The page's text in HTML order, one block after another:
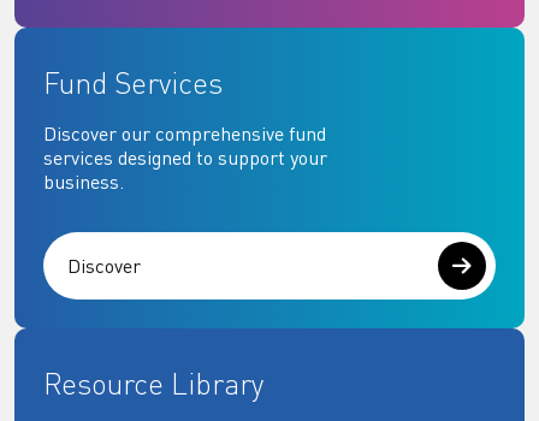
Fund Services
Discover our comprehensive fund
services designed to support your
business.
Discover
Resource Library